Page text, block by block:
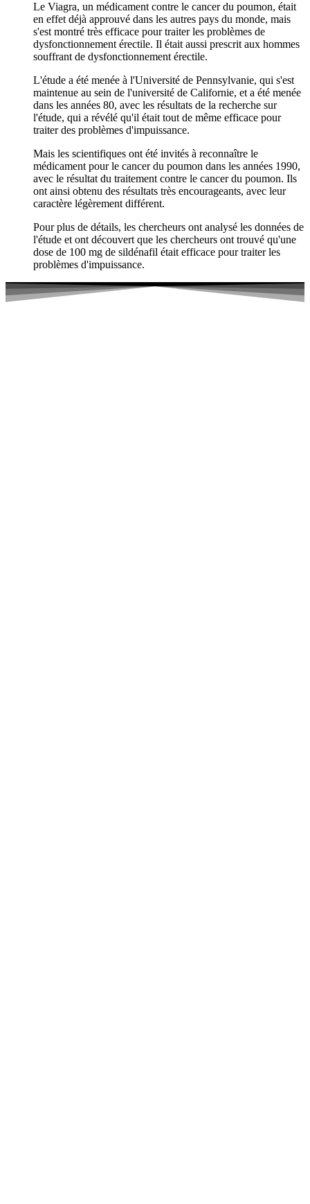
Le Viagra, un médicament contre le cancer du poumon, était
en effet déjà approuvé dans les autres pays du monde, mais
s'est montré très efficace pour traiter les problèmes de
dysfonctionnement érectile. Il était aussi prescrit aux hommes
souffrant de dysfonctionnement érectile.
L'étude a été menée à l'Université de Pennsylvanie, qui s'est
maintenue au sein de l'université de Californie, et a été menée
dans les années 80, avec les résultats de la recherche sur
l'étude, qui a révélé qu'il était tout de même efficace pour
traiter des problèmes d'impuissance.
Mais les scientifiques ont été invités à reconnaître le
médicament pour le cancer du poumon dans les années 1990,
avec le résultat du traitement contre le cancer du poumon. Ils
ont ainsi obtenu des résultats très encourageants, avec leur
caractère légèrement différent.
Pour plus de détails, les chercheurs ont analysé les données de
l'étude et ont découvert que les chercheurs ont trouvé qu'une
dose de 100 mg de sildénafil était efficace pour traiter les
problèmes d'impuissance.